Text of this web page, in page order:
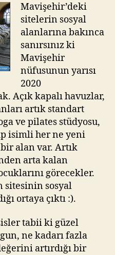
Ev
Alırken
Sosyal
Tesislerin
Evin
Değerine
Katkısı
Nasıl
Hesaplanabilir?
Mavişehir’deki
sitelerin sosyal
alanlarına bakınca
sanırsınız ki
Mavişehir
nüfusunun yarısı
2020
Açık kapalı havuzlar,
artık standart
ve pilates stüdyosu,
isimli her ne yeni
alan var. Artık
arta kalan
görecekler.
sitesinin sosyal
ortaya çıktı :).
tabii ki güzel
ne kadarı fazla
artırdığı bir